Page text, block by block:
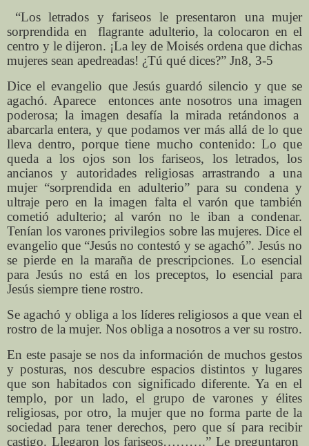
“Los letrados y fariseos le presentaron una mujer
sorprendida en flagrante adulterio, la colocaron en el
centro y le dijeron. ¡La ley de Moisés ordena que dichas
mujeres sean apedreadas! ¿Tú qué dices?” Jn8, 3-5
Dice el evangelio que Jesús guardó silencio y que se
agachó. Aparece entonces ante nosotros una imagen
poderosa; la imagen desafía la mirada retándonos a
abarcarla entera, y que podamos ver más allá de lo que
lleva dentro, porque tiene mucho contenido: Lo que
queda a los ojos son los fariseos, los letrados, los
ancianos y autoridades religiosas arrastrando a una
mujer “sorprendida en adulterio” para su condena y
ultraje pero en la imagen falta el varón que también
cometió adulterio; al varón no le iban a condenar.
Tenían los varones privilegios sobre las mujeres. Dice el
evangelio que “Jesús no contestó y se agachó”. Jesús no
se pierde en la maraña de prescripciones. Lo esencial
para Jesús no está en los preceptos, lo esencial para
Jesús siempre tiene rostro.
Se agachó y obliga a los líderes religiosos a que vean el
rostro de la mujer. Nos obliga a nosotros a ver su rostro.
En este pasaje se nos da información de muchos gestos
y posturas, nos descubre espacios distintos y lugares
que son habitados con significado diferente. Ya en el
templo, por un lado, el grupo de varones y élites
religiosas, por otro, la mujer que no forma parte de la
sociedad para tener derechos, pero que sí para recibir
castigo. Llegaron los fariseos……….” Le preguntaron